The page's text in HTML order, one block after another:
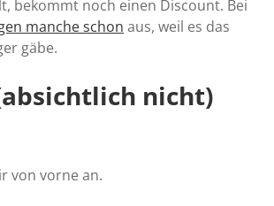
bekommt noch einen Discount. Bei
manche schon aus, weil es das
gäbe.
nicht)
von vorne an.